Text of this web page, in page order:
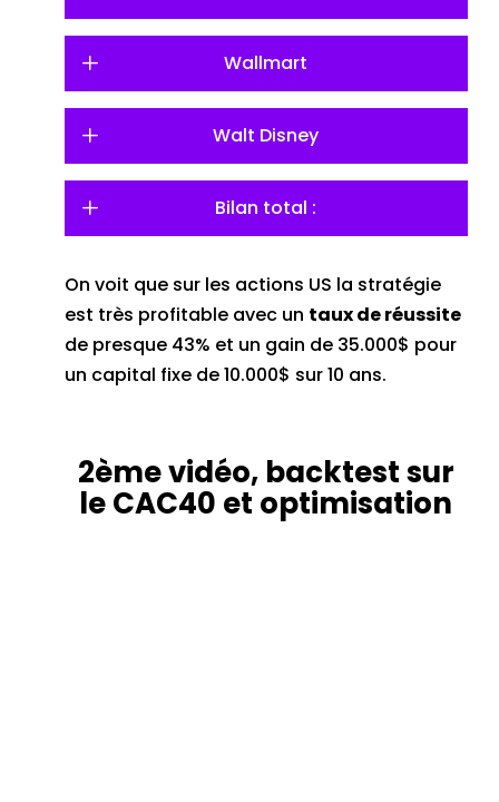
Wallmart
Walt Disney
Bilan total :
On voit que sur les actions US la stratégie
est très profitable avec un taux de réussite
de presque 43% et un gain de 35.000$ pour
un capital fixe de 10.000$ sur 10 ans.
2ème vidéo, backtest sur
le CAC40 et optimisation